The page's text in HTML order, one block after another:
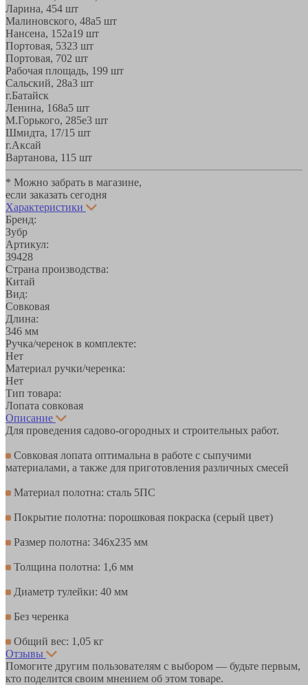
Ларина, 454 шт
Малиновского, 48а5 шт
Нансена, 152а19 шт
Портовая, 5323 шт
Портовая, 702 шт
Рабочая площадь, 199 шт
Сальский, 28a3 шт
г.Батайск
Ленина, 168а5 шт
М.Горького, 285е3 шт
Шмидта, 17/1 5 шт
г.Аксай
Вартанова, 11 5 шт
* Можно забрать в магазине,
если заказать сегодня
Характеристики
Бренд:
Зубр
Артикул:
39428
Страна производства:
Китай
Вид:
Совковая
Длина:
346 мм
Ручка/черенок в комплекте:
Нет
Материал ручки/черенка:
Нет
Тип товара:
Лопата совковая
Описание
Для проведения садово-огородных и строительных работ.
Совковая лопата оптимальна в работе с сыпучими
материалами, а также для приготовления различных смесей
Материал полотна: сталь 5ПС
Покрытие полотна: порошковая покраска (серый цвет)
Размер полотна: 346х235 мм
Толщина полотна: 1,6 мм
Диаметр тулейки: 40 мм
Без черенка
Общий вес: 1,05 кг
Отзывы
Помогите другим пользователям с выбором — будьте первым,
кто поделится своим мнением об этом товаре.